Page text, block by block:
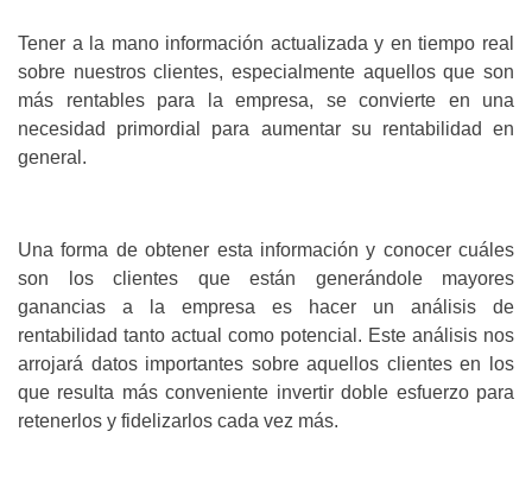
Tener a la mano información actualizada y en tiempo real
sobre nuestros clientes, especialmente aquellos que son
más rentables para la empresa, se convierte en una
necesidad primordial para aumentar su rentabilidad en
general.
Una forma de obtener esta información y conocer cuáles
son los clientes que están generándole mayores
ganancias a la empresa es hacer un análisis de
rentabilidad tanto actual como potencial. Este análisis nos
arrojará datos importantes sobre aquellos clientes en los
que resulta más conveniente invertir doble esfuerzo para
retenerlos y fidelizarlos cada vez más.